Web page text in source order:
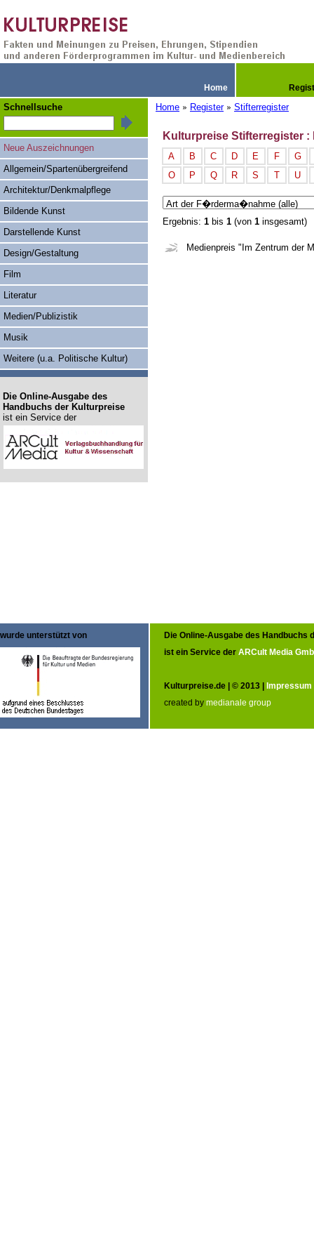
Home
Home » Register » Stifterregister
Kulturpreise Stifterregister
A B C D E F
G
O
P Q R S T U
Ergebnis: 1 bis 1 (von 1 insgesamt)
Medienpreis "Im Zentrum der
Schnellsuche
Neue Auszeichnungen
Allgemein/Spartenübergreifend
Architektur/Denkmalpflege
Bildende Kunst
Darstellende Kunst
Design/Gestaltung
Film
Literatur
Medien/Publizistik
Musik
Weitere (u.a. Politische Kultur)
Die Online-Ausgabe des
Handbuchs der Kulturpreise
ist ein Service der
wurde unterstützt von
Die Online-Ausgabe des Handbuchs
ist ein Service der ARCult Media
Kulturpreise.de | © 2013 | Impressum
created by medianale group